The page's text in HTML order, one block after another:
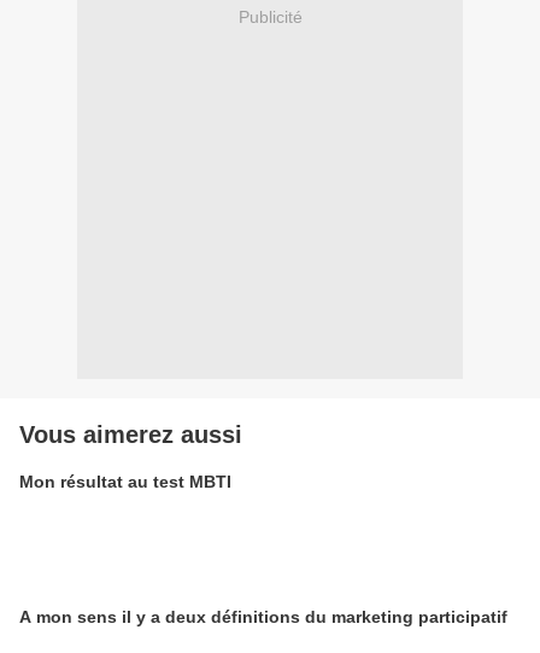
Publicité
Vous aimerez aussi
Mon résultat au test MBTI
A mon sens il y a deux définitions du marketing participatif